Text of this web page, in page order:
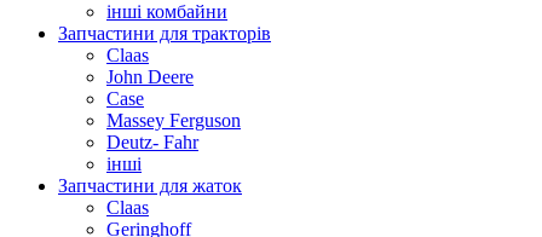
інші комбайни
Запчастини для тракторів
Claas
John Deere
Case
Massey Ferguson
Deutz- Fahr
інші
Запчастини для жаток
Claas
Geringhoff